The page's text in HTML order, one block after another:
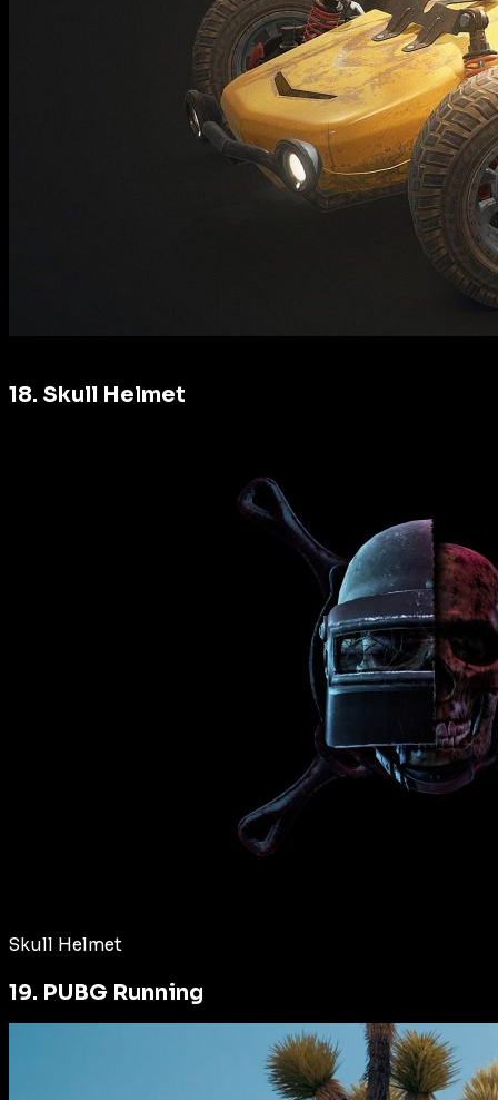
18. Skull Helmet
Skull Helmet
19. PUBG Running